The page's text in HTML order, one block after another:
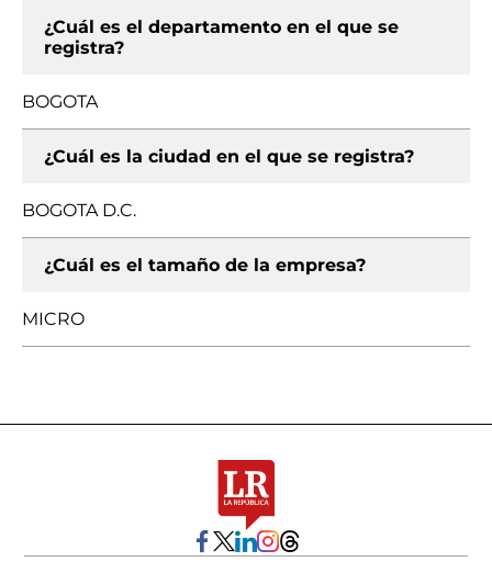
¿Cuál es el departamento en el que se
registra?
BOGOTA
¿Cuál es la ciudad en el que se registra?
BOGOTA D.C.
¿Cuál es el tamaño de la empresa?
MICRO